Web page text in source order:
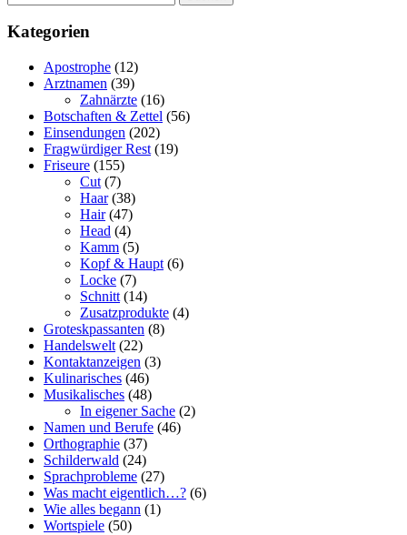
nach:
Kategorien
Apostrophe (12)
Arztnamen (39)
Zahnärzte (16)
Botschaften & Zettel (56)
Einsendungen (202)
Fragwürdiger Rest (19)
Friseure (155)
Cut (7)
Haar(38)
Hair(47)
Head (4)
Kamm (5)
Kopf & Haupt (6)
Locke (7)
Schnitt (14)
Zusatzprodukte (4)
Groteskpassanten (8)
Handelswelt (22)
Kontaktanzeigen (3)
Kulinarisches (46)
Musikalisches (48)
In eigener Sache (2)
Namen und Berufe (46)
Orthographie (37)
Schilderwald (24)
Sprachprobleme (27)
Was macht eigentlich…? (6)
Wie alles begann (1)
Wortspiele (50)